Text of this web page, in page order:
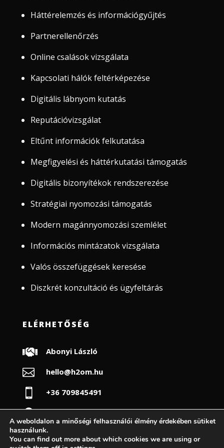
Háttérelemzés és információgyűjtés
Partnerellenőrzés
Online csalások vizsgálata
Kapcsolati hálók feltérképezése
Digitális lábnyom kutatás
Reputációvizsgálat
Eltűnt információk felkutatása
Megfigyelési és háttérkutatási támogatás
Digitális bizonyítékok rendszerezése
Stratégiai nyomozási támogatás
Modern magánnyomozási szemlélet
Információs mintázatok vizsgálata
Valós összefüggések keresése
Diszkrét konzultáció és ügyfeltárás
ELÉRHETŐSÉG
 Abonyi László
 hello@h2om.hu
 +36 709845491
 Budapest
A weboldalon a minőségi felhasználói élmény érdekében sütiket
használunk.
You can find out more about which cookies we are using or